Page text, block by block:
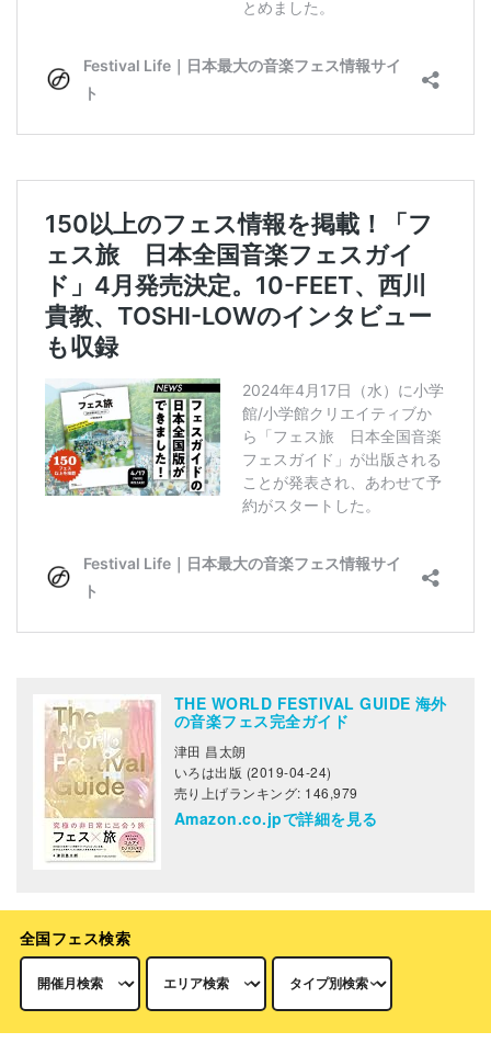
THE WORLD FESTIVAL GUIDE 海外
の音楽フェス完全ガイド
津田 昌太朗
いろは出版 (2019-04-24)
売り上げランキング: 146,979
Amazon.co.jpで詳細を見る
全国フェス検索